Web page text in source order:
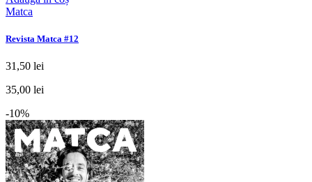
Matca
Revista Matca #12
31,50 lei
35,00 lei
-10%